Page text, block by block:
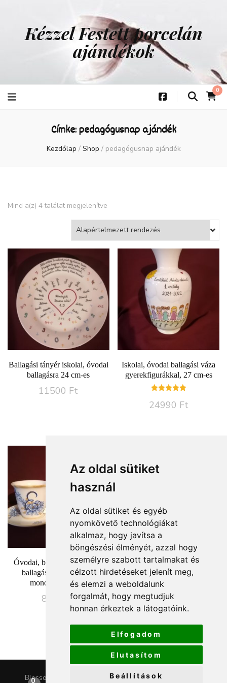
Az oldal sütiket
használ
Az oldal sütiket és egyéb
nyomkövető technológiákat
alkalmaz, hogy javítsa a
böngészési élményét, azzal hogy
személyre szabott tartalmakat és
célzott hirdetéseket jelenít meg,
és elemzi a weboldalunk
forgalmát, hogy megtudjuk
honnan érkeztek a látogatóink.
Elfogadom
Elutasítom
Beállítások
Kézzel Festett porcelán
ajándékok
0
Címke:pedagógusnap ajándék
Kezdőlap / Shop / pedagógusnap ajándék
Mind a(z) 4 találat megjelenítve
Ballagási tányér iskolai, óvodai
ballagásra 24 cm-es
11500 Ft
Iskolai, óvodai ballagási váza
gyerekfigurákkal, 27 cm-es
5.00
24990 Ft
Óvodai, bölcsődei és iskolai
ballagási ajándék szett,
monogram mintás
8500 Ft
Óvónőknek ballagási ajándék
porcelán kaspó, méhecske
mintával 12-es
16990
Blossom Chic | FejlesztetteBlossom Themes
0